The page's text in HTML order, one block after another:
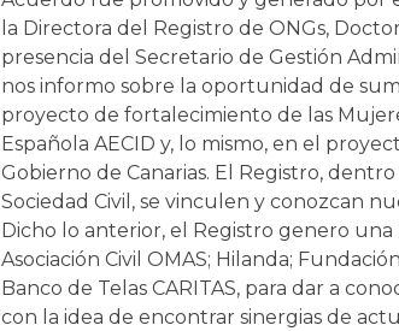
la Directora del Registro de ONGs,
presencia del Secretario de Gestión
nos informo sobre la oportunidad de
proyecto de fortalecimiento de las
Española AECID y, lo mismo, en el
Gobierno de Canarias. El Registro,
Sociedad Civil, se vinculen y conozcan
Dicho lo anterior, el Registro genero
Asociación Civil OMAS; Hilanda;
Banco de Telas CARITAS, para dar a
con la idea de encontrar sinergias de